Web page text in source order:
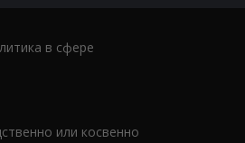
в сфере
или косвенно